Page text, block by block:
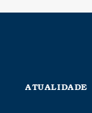
ATUALIDADE